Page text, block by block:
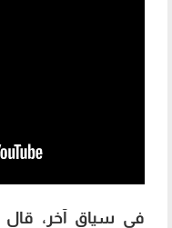
في سياق آخر،